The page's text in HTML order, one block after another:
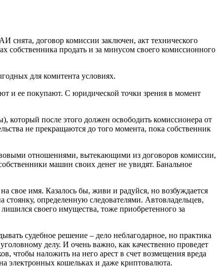
снята, договор комиссии заключен, акт технического
собственника продать и за минусом своего комиссионного
для комитента условиях.
и ее покупают. С юридической точки зрения в момент
который после этого должен освободить комиссионера от
не прекращаются до того момента, пока собственник
отношениями, вытекающими из договоров комиссии,
машин своих денег не увидят. Банальное
свое имя. Казалось бы, живи и радуйся, но возбуждается
определенную следователями. Автовладельцев,
своего имущества, тоже приобретенного за
судебное решение – дело неблагодарное, но практика
делу. И очень важно, как качественно проведет
чтобы наложить на него арест в счет возмещения вреда
электронных кошельках и даже криптовалюта.